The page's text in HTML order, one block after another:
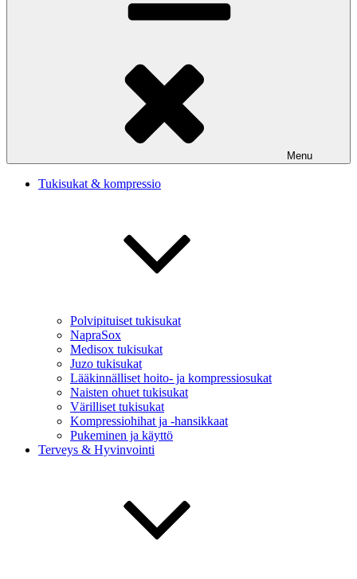
Menu
Tukisukat & kompressio
Polvipituiset tukisukat
NapraSox
Medisox tukisukat
Juzo tukisukat
Lääkinnälliset hoito- ja kompressiosukat
Naisten ohuet tukisukat
Värilliset tukisukat
Kompressiohihat ja -hansikkaat
Pukeminen ja käyttö
Terveys & Hyvinvointi